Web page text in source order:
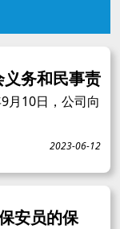
务和民事责
月10日，公司向
2023-06-12
安员的保